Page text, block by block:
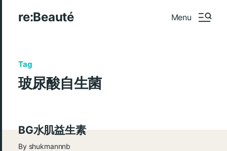
re:Beauté Menu
Tag
玻尿酸自生菌
BG水肌益生素
By shukmannnb